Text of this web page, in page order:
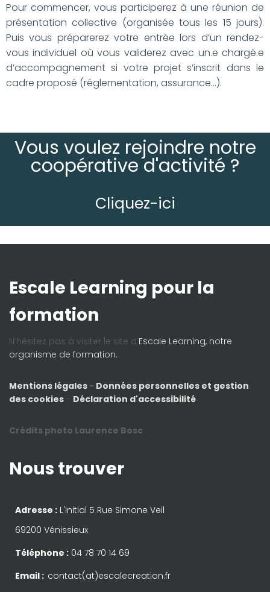
Pour commencer, vous participerez à une réunion de
présentation collective (organisée tous les 15 jours).
Puis vous préparerez votre entrée lors d’un rendez-
vous individuel où vous validerez avec un.e chargé.e
d’accompagnement si votre projet s’inscrit dans le
cadre proposé (réglementation, assurance…).
Vous voulez rejoindre notre
coopérative d'activité ?
Cliquez-ici
Escale Learning pour la
formation
N’hésitez pas à visiter le site d’Escale Learning, notre
organisme de formation.
Mentions légales - Données personnelles et gestion
des cookies - Déclaration d'accessibilité
Crédits photo Laurence Bosc
Nous trouver
Adresse : L'Initial 5 Rue Simone Veil
69200 Vénissieux
Téléphone : 04 78 70 14 69
Email : contact(at)escalecreation.fr